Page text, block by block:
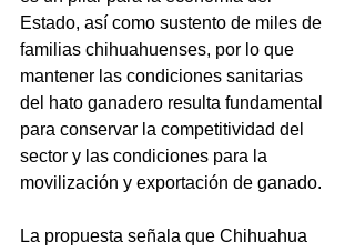
Estado, así como sustento de miles de
familias chihuahuenses, por lo que
mantener las condiciones sanitarias
del hato ganadero resulta fundamental
para conservar la competitividad del
sector y las condiciones para la
movilización y exportación de ganado.
La propuesta señala que Chihuahua